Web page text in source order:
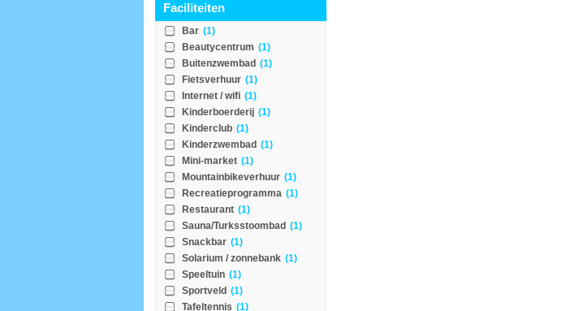
Faciliteiten
Bar (1)
Beautycentrum (1)
Buitenzwembad (1)
Fietsverhuur (1)
Internet / wifi (1)
Kinderboerderij (1)
Kinderclub (1)
Kinderzwembad (1)
Mini-market (1)
Mountainbikeverhuur (1)
Recreatieprogramma (1)
Restaurant (1)
Sauna/Turksstoombad (1)
Snackbar (1)
Solarium / zonnebank (1)
Speeltuin (1)
Sportveld (1)
Tafeltennis (1)